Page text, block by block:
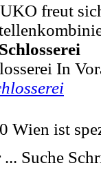
freut
Schlosserei
In
ist
Suche